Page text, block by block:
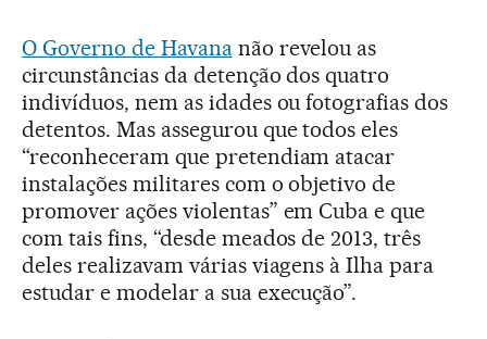
O Governo de Havananão revelou as
circunstâncias da detenção dos quatro
indivíduos, nem as idades ou fotografias dos
detentos. Mas assegurou que todos eles
“reconheceram que pretendiam atacar
instalações militares com o objetivo de
promover ações violentas” em Cuba e que
com tais fins, “desde meados de 2013, três
deles realizavam várias viagens à Ilha para
estudar e modelar a sua execução”.